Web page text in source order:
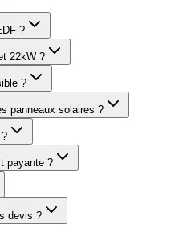
?
22kW ?
?
panneaux solaires ?
payante ?
devis ?